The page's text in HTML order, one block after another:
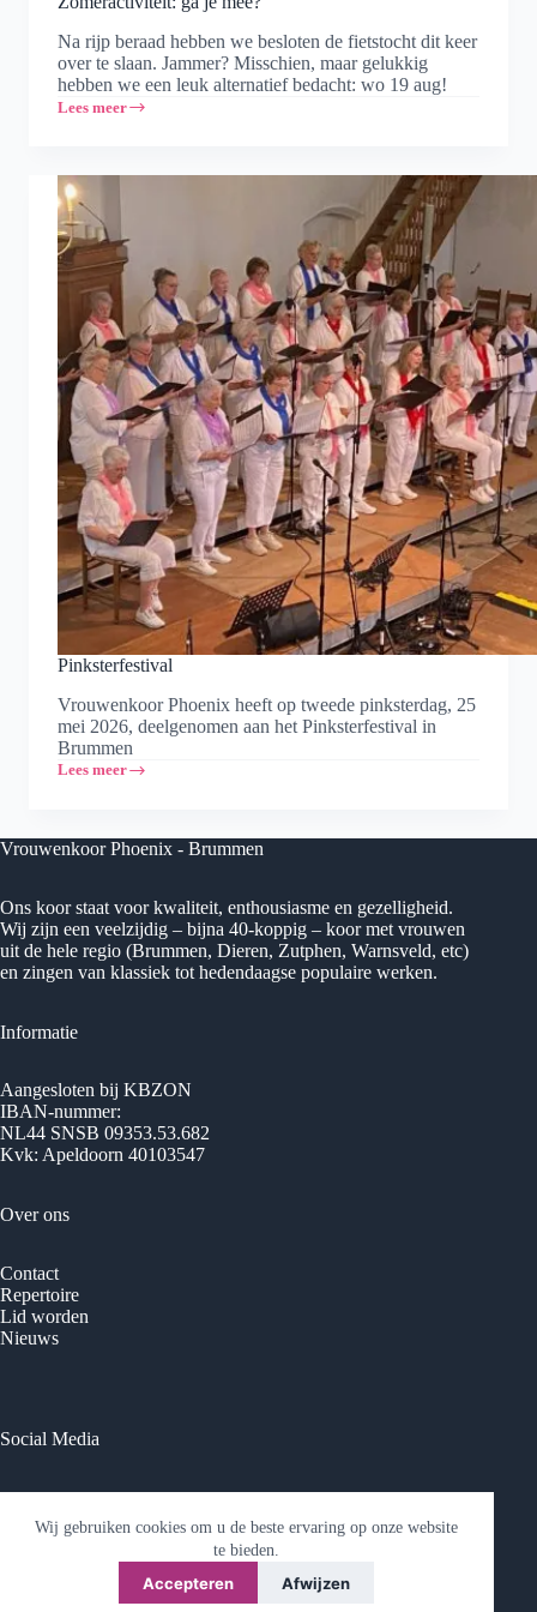
Wij gebruiken cookies om u de beste ervaring op onze website
te bieden.
Accepteren Afwijzen
Na rijp beraad hebben we besloten de fietstocht dit keer
over te slaan. Jammer? Misschien, maar gelukkig
hebben we een leuk alternatief bedacht: wo 19 aug!
Lees meer
Zomeractiviteit:
mee?
Pinksterfestival
Vrouwenkoor Phoenix heeft op tweede pinksterdag, 25
mei 2026, deelgenomen aan het Pinksterfestival in
Brummen
Lees meer
Pinksterfestival
Vrouwenkoor Phoenix - Brummen
Ons koor staat voor kwaliteit, enthousiasme en gezelligheid.
Wij zijn een veelzijdig – bijna 40-koppig – koor met vrouwen
uit de hele regio (Brummen, Dieren, Zutphen, Warnsveld, etc)
en zingen van klassiek tot hedendaagse populaire werken.
Informatie
Aangesloten bij KBZON
IBAN-nummer:
NL44 SNSB 09353.53.682
Kvk: Apeldoorn 40103547
Over ons
Contact
Repertoire
Lid worden
Nieuws
Social Media
Facebook
© 2026 Vrouwenkoor Phoenix - Ontwikkeld door
Media